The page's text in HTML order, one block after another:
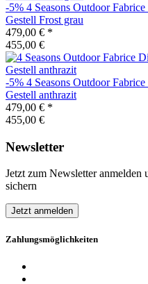
-5% 4 Seasons OutdoorFabrice
Gestell Frost grau
479,00 € *
455,00 €
-5% 4 Seasons OutdoorFabrice
Gestell anthrazit
479,00 € *
455,00 €
Newsletter
Jetzt zum Newsletter anmelden
sichern
Jetzt anmelden
Zahlungsmöglichkeiten